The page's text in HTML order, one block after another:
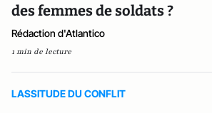
des femmes de soldats ?
Rédaction d'Atlantico
1 min de lecture
LASSITUDE DU CONFLIT